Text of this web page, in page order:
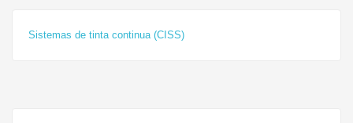
Sistemas de tinta continua (CISS)